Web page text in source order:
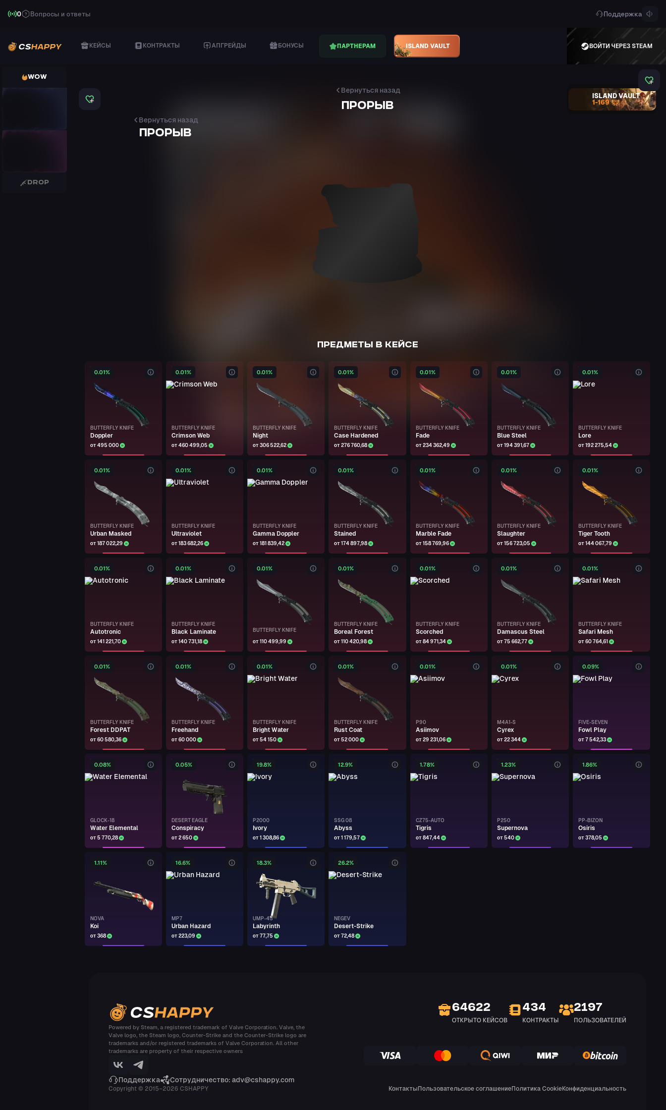
0 Вопросы и ответы Поддержка
КЕЙСЫ КОНТРАКТЫ АПГРЕЙДЫ БОНУСЫ ПАРТНЕРАМ ISLAND VAULT ВОЙТИ ЧЕРЕЗ STEAM
WOW
DROP
Арзу Бакинский
Арзу Бакинский
Арзу Бакинский
Арзу Бакинский
Арзу Бакинский
Арзу Бакинский
Арзу Бакинский
Арзу Бакинский
Арзу Бакинский
Вернуться назад
ПРОРЫВ
ISLAND VAULT
1-169
Вернуться назад
ПРОРЫВ
ПРЕДМЕТЫ В КЕЙСЕ
0.01%
BUTTERFLY KNIFE
Doppler
от 495 000
0.01%
BUTTERFLY KNIFE
Crimson Web
от 460 499,05
0.01%
BUTTERFLY KNIFE
Night
от 306 522,62
0.01%
BUTTERFLY KNIFE
Case Hardened
от 276 760,68
0.01%
BUTTERFLY KNIFE
Fade
от 234 362,49
0.01%
BUTTERFLY KNIFE
Blue Steel
от 194 391,67
0.01%
BUTTERFLY KNIFE
Lore
от 192 275,54
0.01%
BUTTERFLY KNIFE
Urban Masked
от 187 022,29
0.01%
BUTTERFLY KNIFE
Ultraviolet
от 183 682,26
0.01%
BUTTERFLY KNIFE
Gamma Doppler
от 181 839,42
0.01%
BUTTERFLY KNIFE
Stained
от 174 897,98
0.01%
BUTTERFLY KNIFE
Marble Fade
от 158 769,96
0.01%
BUTTERFLY KNIFE
Slaughter
от 156 723,05
0.01%
BUTTERFLY KNIFE
Tiger Tooth
от 144 067,79
0.01%
BUTTERFLY KNIFE
Autotronic
от 141 221,70
0.01%
BUTTERFLY KNIFE
Black Laminate
от 140 731,18
0.01%
BUTTERFLY KNIFE
от 110 499,99
0.01%
BUTTERFLY KNIFE
Boreal Forest
от 110 420,98
0.01%
BUTTERFLY KNIFE
Scorched
от 84 971,34
0.01%
BUTTERFLY KNIFE
Damascus Steel
от 75 662,77
0.01%
BUTTERFLY KNIFE
Safari Mesh
от 60 764,61
0.01%
BUTTERFLY KNIFE
Forest DDPAT
от 60 580,36
0.01%
BUTTERFLY KNIFE
Freehand
от 60 000
0.01%
BUTTERFLY KNIFE
Bright Water
от 54 150
0.01%
BUTTERFLY KNIFE
Rust Coat
от 52 000
0.01%
P90
Asiimov
от 29 231,06
0.01%
M4A1-S
Cyrex
от 22 344
0.09%
FIVE-SEVEN
Fowl Play
от 7 542,33
0.08%
GLOCK-18
Water Elemental
от 5 770,28
0.05%
DESERT EAGLE
Conspiracy
от 2 650
19.8%
P2000
Ivory
от 1 308,86
12.9%
SSG 08
Abyss
от 1 179,57
1.78%
CZ75-AUTO
Tigris
от 847,44
1.23%
P250
Supernova
от 540
1.86%
PP-BIZON
Osiris
от 378,05
1.11%
NOVA
Koi
от 368
16.6%
MP7
Urban Hazard
от 223,09
18.3%
UMP-45
Labyrinth
от 77,75
26.2%
NEGEV
Desert-Strike
от 72,48
Powered by Steam, a registered trademark of Valve Corporation. Valve, the
Valve logo, the Steam logo, Counter-Strike and the Counter-Strike logo are
trademarks and/or registered trademarks of Valve Corporation. All other
trademarks are property of their respective owners
Поддержка Сотрудничество: adv@cshappy.com
Copyright © 2015–2026 CSHAPPY
64622
ОТКРЫТО КЕЙСОВ
434
КОНТРАКТЫ
2197
ПОЛЬЗОВАТЕЛЕЙ
Контакты Пользовательское соглашениеПолитика CookieКонфиденциальность